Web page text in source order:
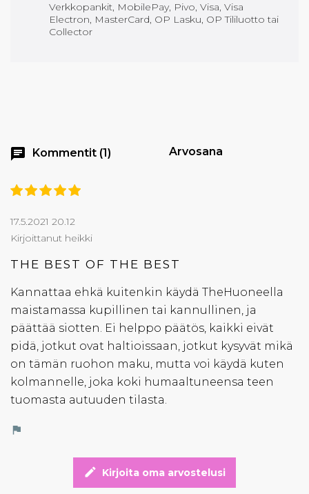
Verkkopankit, MobilePay, Pivo, Visa, Visa
Electron, MasterCard, OP Lasku, OP Tililuotto tai
Collector
chat Kommentit (1) Arvosana
17.5.2021 20.12
Kirjoittanut heikki
THE BEST OF THE BEST
Kannattaa ehkä kuitenkin käydä TheHuoneella
maistamassa kupillinen tai kannullinen, ja
päättää siotten. Ei helppo päätös, kaikki eivät
pidä, jotkut ovat haltioissaan, jotkut kysyvät mikä
on tämän ruohon maku, mutta voi käydä kuten
kolmannelle, joka koki humaaltuneensa teen
tuomasta autuuden tilasta.
flag
edit Kirjoita oma arvostelusi